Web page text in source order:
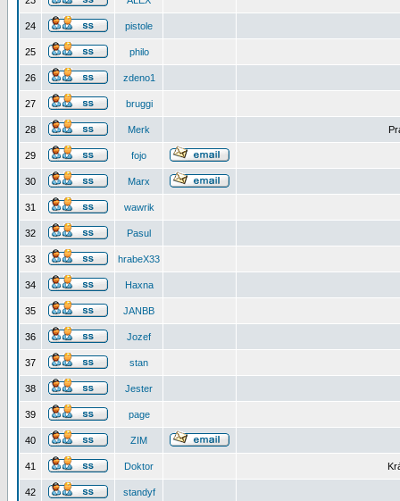
24 pistole
25 philo
26 zdeno1
27 bruggi
28 Merk
29 fojo
30 Marx
31 wawrik
32 Pasul
33 hrabeX33
34 Haxna
35 JANBB
36 Jozef
37 stan
38 Jester
39 page
40 ZIM
41 Doktor
42 standyf